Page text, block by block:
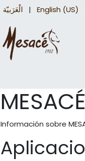
الْعَرَبيّة | English (US)
Información sobre